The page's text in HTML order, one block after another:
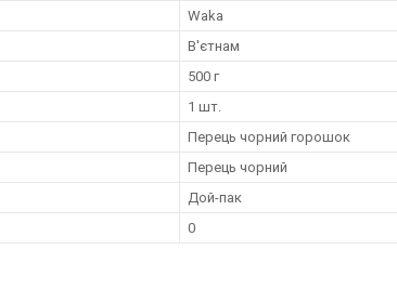
Waka
В'єтнам
500 г
1 шт.
Перець чорний горошок
Перець чорний
Дой-пак
0